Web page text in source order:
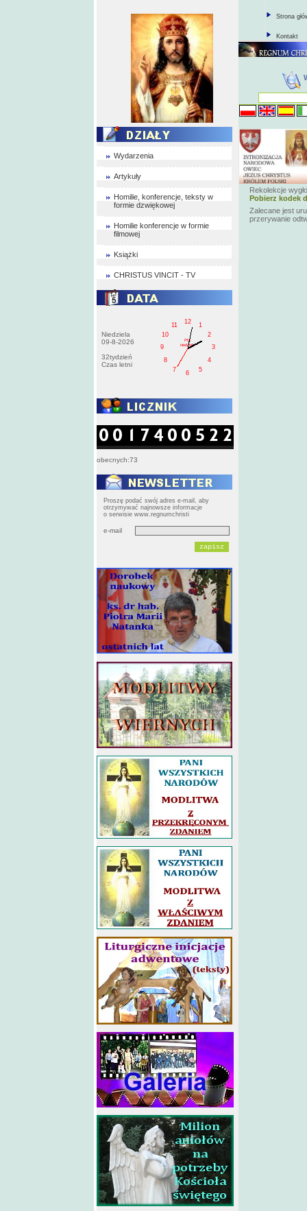
Wydarzenia
Artykuły
Homilie, konferencje, teksty w
formie dzwiękowej
Homilie konferencje w formie
filmowej
Książki
CHRISTUS VINCIT - TV
Niedziela
09-8-2026
32tydzień
Czas letni
1
2
3
4
5
6
7
8
9
10
11
12
PM
niedziela
obecnych:73
Proszę podać swój adres e-mail, aby
otrzymywać najnowsze informacje
o serwisie www.regnumchristi
e-mail
Strona
Kontakt
Rekolekcje
Pobierz kodek
Zalecane jest
przerywanie